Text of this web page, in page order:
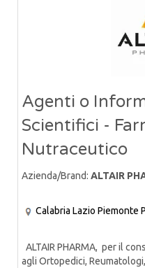
Agenti o
Scientifici -
Nutraceutico
Azienda/Brand: ALTAIR
Calabria Lazio Piemonte
ALTAIR PHARMA, per il
agli Ortopedici,